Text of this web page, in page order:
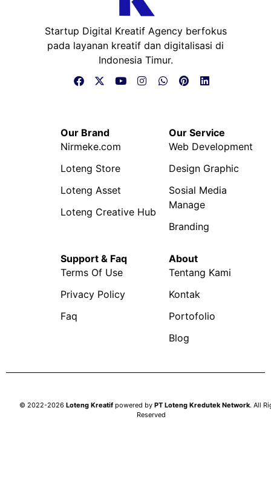
Startup Digital Kreatif Agency berfokus
pada layanan kreatif dan digitalisasi di
Indonesia Timur.
Our Service
Web Development
Design Graphic
Sosial Media
Manage
Branding
Our Brand
Nirmeke.com
Loteng Store
Loteng Asset
Loteng Creative Hub
About
Tentang Kami
Kontak
Portofolio
Blog
Support & Faq
Terms Of Use
Privacy Policy
Faq
© 2022-2026 Loteng Kreatifpowered by PT Loteng Kredutek Network. All
Reserved